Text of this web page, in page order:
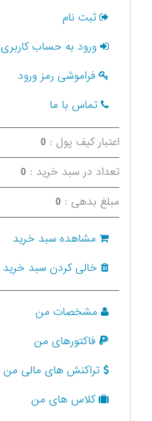
ثبت نام
ورود به حساب کاربری
فراموشی رمز ورود
تماس با ما
اعتبار کیف پول : 0
تعداد در سبد خرید : 0
مبلغ بدهی : 0
مشاهده سبد خرید
خالی کردن سبد خرید
مشخصات من
فاکتورهای من
تراکنش های مالی من
کلاس های من